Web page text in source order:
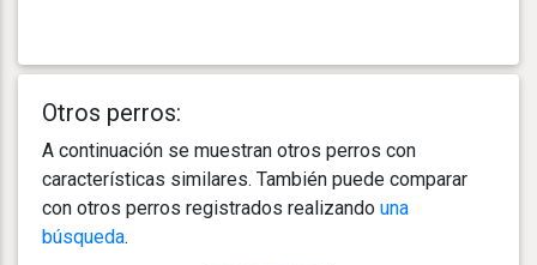
Otros perros:
A continuación se muestran otros perros con
características similares. También puede comparar
con otros perros registrados realizando una
búsqueda.